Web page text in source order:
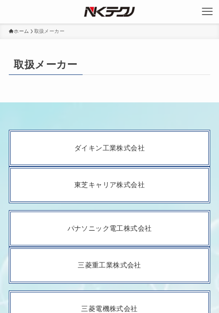
ホーム 取扱メーカー
取扱メーカー
ダイキン工業株式会社
東芝キャリア株式会社
パナソニック電工株式会社
三菱重工業株式会社
三菱電機株式会社